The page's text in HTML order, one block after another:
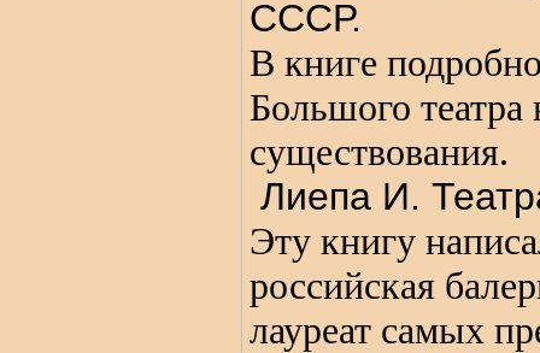
СССР.
В книге
Большого театра
существования.
Лиепа И.
Эту книгу
российская
лауреат самых